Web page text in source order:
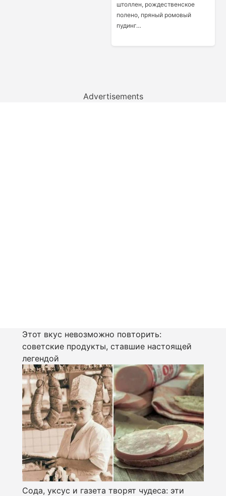
штоллен, рождественское
полено, пряный ромовый
пудинг…
Advertisements
Этот вкус невозможно повторить:
советские продукты, ставшие настоящей
легендой
Сода, уксус и газета творят чудеса: эти